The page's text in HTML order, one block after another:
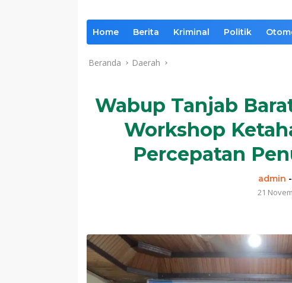
Home Berita Kriminal Politik
Beranda Daerah
Wabup Tanjab
Workshop
Percepatan
admin -
21